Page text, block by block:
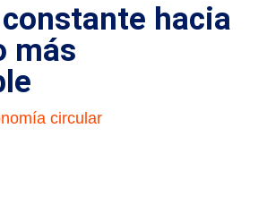
hacia
más
circular